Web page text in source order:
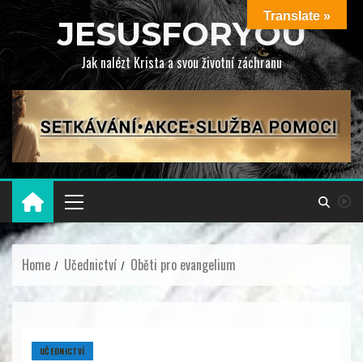
JESUSFORYOU
Jak nalézt Krista a svou životní záchranu
Home Učednictví Oběti pro evangelium
UČEDNICTVÍ
Translate »